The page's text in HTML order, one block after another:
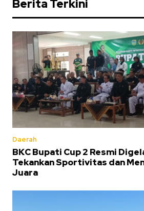
Berita Terkini
Daerah
BKC Bupati Cup 2 Resmi
Tekankan Sportivitas dan
Juara